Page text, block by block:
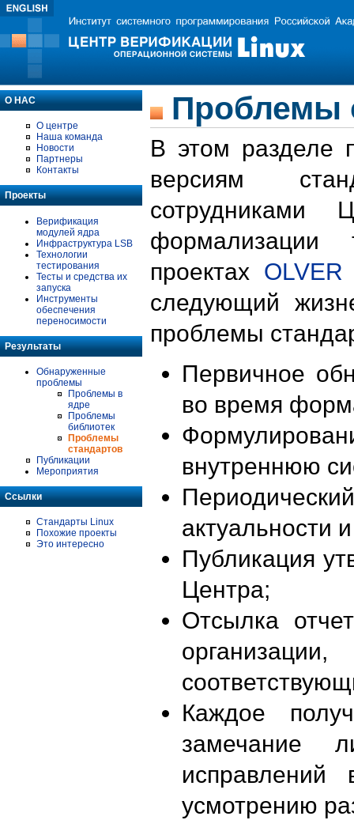
О НАС
О центре
Наша команда
Новости
Партнеры
Контакты
Проекты
Верификация
модулей ядра
Инфраструктура LSB
Технологии
тестирования
Тесты и средства их
запуска
Инструменты
обеспечения
переносимости
Результаты
Обнаруженные
проблемы
Проблемы в
ядре
Проблемы
библиотек
Проблемы
стандартов
Публикации
Мероприятия
Ссылки
Стандарты Linux
Похожие проекты
Это интересно
Проблемы
В этом разделе
версиям
формализации
проектах OLVER
следующий
проблемы
Первичное
во время
внутреннюю
актуальности
Публикация
Центра;
Отсылка
Каждое
замечание
исправлений
усмотрению